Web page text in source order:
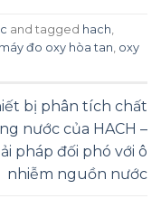
and tagged hach
máy đo oxy hòa tan oxy
bị phân tích chất
nước của HACH –
pháp đối phó với ô
nhiễm nguồn nước